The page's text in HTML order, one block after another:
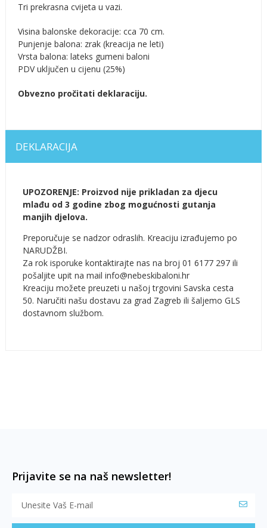
Tri prekrasna cvijeta u vazi.
Visina balonske dekoracije: cca 70 cm.
Punjenje balona: zrak (kreacija ne leti)
Vrsta balona: lateks gumeni baloni
PDV uključen u cijenu (25%)
Obvezno pročitati deklaraciju.
DEKLARACIJA
UPOZORENJE: Proizvod nije prikladan za djecu
mlađu od 3 godine zbog mogućnosti gutanja
manjih djelova.
Preporučuje se nadzor odraslih. Kreaciju izrađujemo po
NARUDŽBI.
Za rok isporuke kontaktirajte nas na broj 01 6177 297 ili
pošaljite upit na mail info@nebeskibaloni.hr
Kreaciju možete preuzeti u našoj trgovini Savska cesta
50. Naručiti našu dostavu za grad Zagreb ili šaljemo GLS
dostavnom službom.
Prijavite se na naš newsletter!